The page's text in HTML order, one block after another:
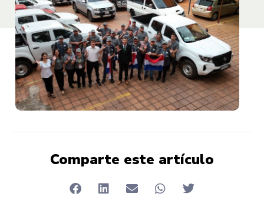
Comparte este artículo